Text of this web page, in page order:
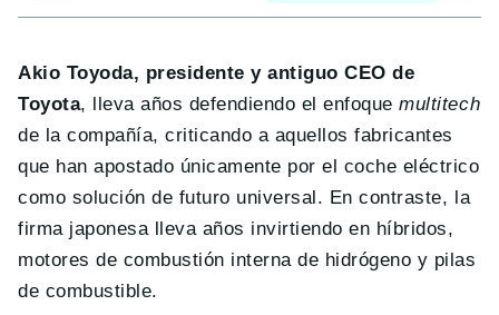
Akio Toyoda, presidente y antiguo CEO de
Toyota, lleva años defendiendo el enfoquemultitech
de la compañía, criticando a aquellos fabricantes
que han apostado únicamente por el coche eléctrico
como solución de futuro universal. En contraste, la
firma japonesa lleva años invirtiendo en híbridos,
motores de combustión interna de hidrógeno y pilas
de combustible.